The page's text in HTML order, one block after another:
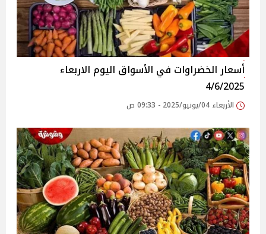
أسعار الخضراوات في الأسواق‎‎ اليوم الاربعاء
4/6/2025
الأربعاء 04/يونيو/2025 - 09:33 ص